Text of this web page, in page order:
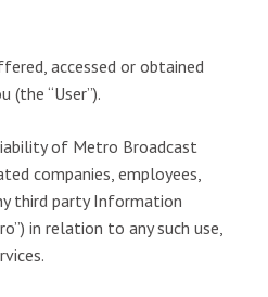
accessed or obtained
(the “User”).
of Metro Broadcast
companies, employees,
third party Information
in relation to any such use,